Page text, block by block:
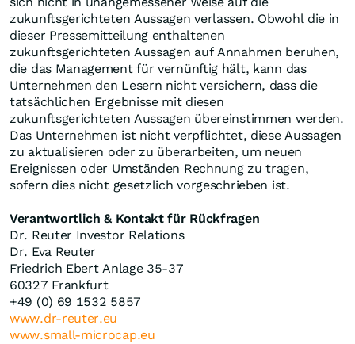
zukunftsgerichteten Aussagen verlassen. Obwohl die in
dieser Pressemitteilung enthaltenen
zukunftsgerichteten Aussagen auf Annahmen beruhen,
die das Management für vernünftig hält, kann das
Unternehmen den Lesern nicht versichern, dass die
tatsächlichen Ergebnisse mit diesen
zukunftsgerichteten Aussagen übereinstimmen werden.
Das Unternehmen ist nicht verpflichtet, diese Aussagen
zu aktualisieren oder zu überarbeiten, um neuen
Ereignissen oder Umständen Rechnung zu tragen,
sofern dies nicht gesetzlich vorgeschrieben ist.
Verantwortlich & Kontakt für Rückfragen
Dr. Reuter Investor Relations
Dr. Eva Reuter
Friedrich Ebert Anlage 35-37
60327 Frankfurt
+49 (0) 69 1532 5857
www.dr-reuter.eu
www.small-microcap.eu